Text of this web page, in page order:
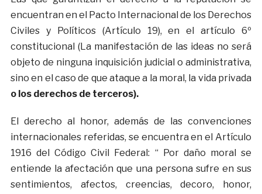
encuentran en el Pacto Internacional de los Derechos
Civiles y Políticos (Artículo 19), en el artículo 6º
constitucional (La manifestación de las ideas no será
objeto de ninguna inquisición judicial o administrativa,
sino en el caso de que ataque a la moral, la vida privada
o los derechos de terceros).
El derecho al honor, además de las convenciones
internacionales referidas, se encuentra en el Artículo
1916 del Código Civil Federal: “ Por daño moral se
entiende la afectación que una persona sufre en sus
sentimientos, afectos, creencias, decoro, honor,